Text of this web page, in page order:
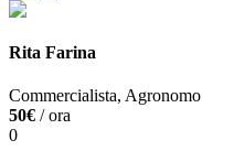
Rita Farina
Commercialista, Agronomo
50€ / ora
0